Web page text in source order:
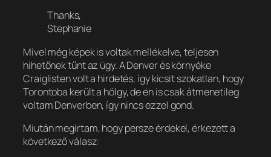
Thanks,
Stephanie
Mivel még képek is voltak mellékelve, teljesen
hihetőnek tűnt az ügy. A Denver és környéke
Craiglisten volt a hirdetés, így kicsit szokatlan, hogy
Torontoba került a hölgy, de én is csak átmenetileg
voltam Denverben, így nincs ezzel gond.
Miután megírtam, hogy persze érdekel, érkezett a
következő válasz: